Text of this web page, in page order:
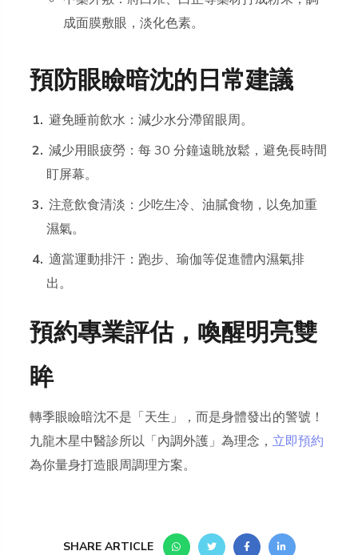
成面膜敷眼，淡化色素。
預防眼瞼暗沈的日常建議
避免睡前飲水：減少水分滯留眼周。
減少用眼疲勞：每 30 分鐘遠眺放鬆，避免長時間
盯屏幕。
注意飲食清淡：少吃生冷、油膩食物，以免加重
濕氣。
適當運動排汗：跑步、瑜伽等促進體內濕氣排
出。
預約專業評估，喚醒明亮雙
眸
轉季眼瞼暗沈不是「天生」，而是身體發出的警號！
九龍木星中醫診所以「內調外護」為理念，立即預約
為你量身打造眼周調理方案。
SHARE ARTICLE